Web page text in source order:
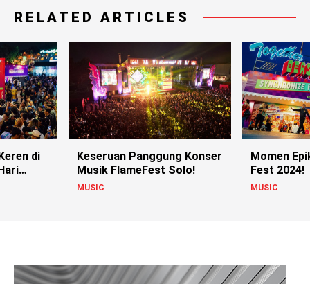
RELATED ARTICLES
di
Keseruan Panggung Konser
Musik FlameFest Solo!
MUSIC
Momen
Fest 2024!
MUSIC